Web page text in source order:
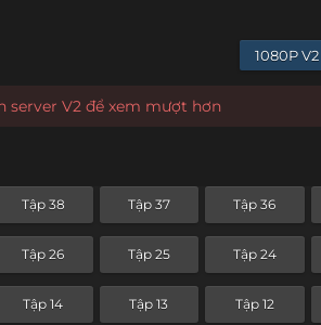
1080P V2
server V2 để xem mượt hơn
Tập 38 Tập 37 Tập 36
Tập 26 Tập 25 Tập 24
Tập 14 Tập 13 Tập 12